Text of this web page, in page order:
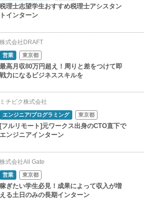
税理士志望学生おすすめ税理士アシスタン
トインターン
株式会社DRAFT
営業 東京都
最高月収80万円超え！周りと差をつけて即
戦力になるビジネススキルを
ミチビク株式会社
エンジニア/プログラミング 東京都
[フルリモート]元ワークス出身のCTO直下で
エンジニアインターン
株式会社All Gate
営業 東京都
稼ぎたい学生必見！成果によって収入が増
える土日のみの長期インターン